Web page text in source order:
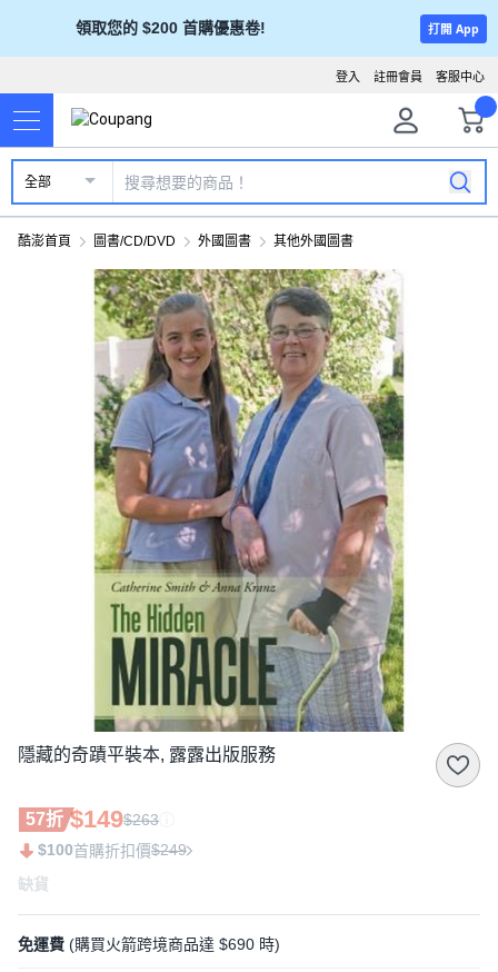
領取您的 $200 首購優惠卷! 打開 App
客服中心
註冊會員
登入
全部
酷澎首頁 圖書/CD/DVD 外國圖書 其他外國圖書
隱藏的奇蹟平裝本, 露露出版服務
57折 $149$263
$100首購折扣價$249
缺貨
免運費 (購買火箭跨境商品達 $690 時)